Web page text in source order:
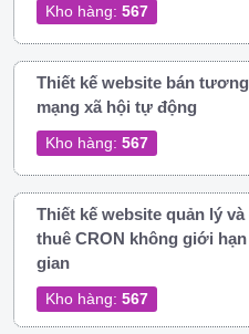
Kho hàng: 567
Thiết kế website bán
mạng xã hội tự động
Kho hàng: 567
Thiết kế website quản lý và
thuê CRON không giới
gian
Kho hàng: 567